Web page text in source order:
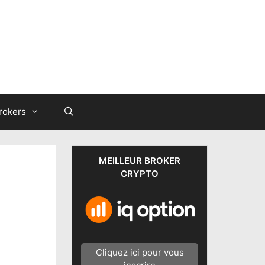
MEILLEUR BROKER
CRYPTO
Cliquez ici pour vous